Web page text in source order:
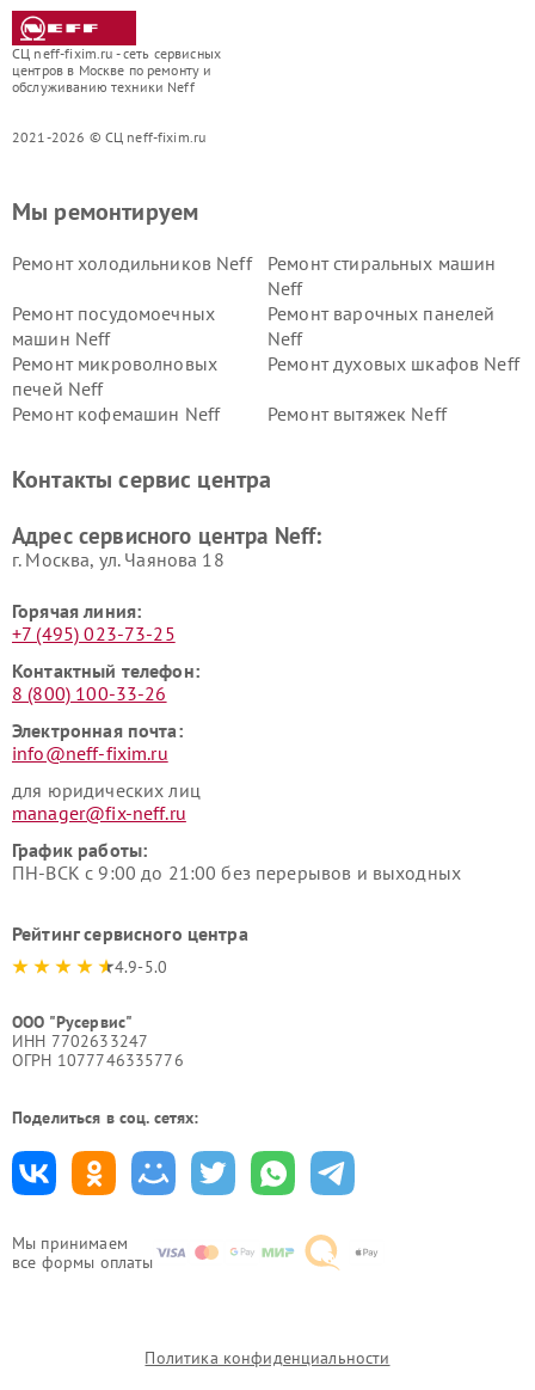
СЦ neff-fixim.ru - сеть сервисных
центров в Москве по ремонту и
обслуживанию техники Neff
2021-2026 © СЦ neff-fixim.ru
Мы принимаем
все формы оплаты
Мы ремонтируем
Ремонт холодильников Neff
Ремонт стиральных машин
Neff
Ремонт посудомоечных
машин Neff
Ремонт варочных панелей
Neff
Ремонт микроволновых
печей Neff
Ремонт духовых шкафов Neff
Ремонт кофемашин Neff Ремонт вытяжек Neff
Контакты сервис центра
Адрес сервисного центра Neff:
г. Москва, ул. Чаянова 18
Горячая линия:
+7 (495) 023-73-25
Контактный телефон:
8 (800) 100-33-26
Электронная почта:
info@neff-fixim.ru
для юридических лиц
manager@fix-neff.ru
График работы:
ПН-ВСК с 9:00 до 21:00 без перерывов и выходных
Рейтинг сервисного центра
4.9-5.0
ООО "Русервис"
ИНН 7702633247
ОГРН 1077746335776
Поделиться в соц. сетях:
Политика конфиденциальности